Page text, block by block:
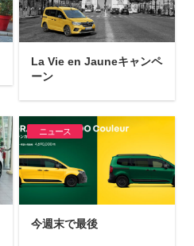
La Vie en Jauneキャンペ
ーン
ニュース
今週末で最後